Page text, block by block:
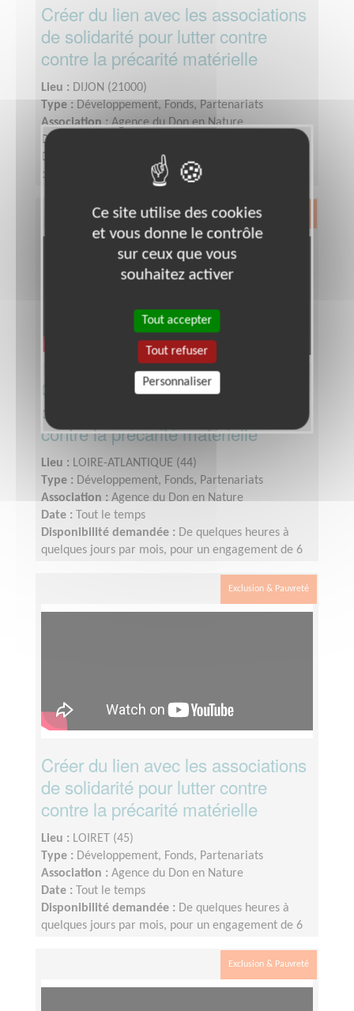
Créer du lien avec les associations
de solidarité pour lutter contre
contre la précarité matérielle
Lieu : DIJON (21000)
Type : Développement, Fonds, Partenariats
Association :Agence du Don en Nature
Date :
Disponibilité demandée :
quelques jours par mois, pour un engagement de 6
Exclusion & Pauvreté
Créer du lien avec les associations
de solidarité pour lutter contre
contre la précarité matérielle
Lieu : LOIRE-ATLANTIQUE (44)
Type : Développement, Fonds, Partenariats
Association : Agence du Don en Nature
Date :
Tout le temps
Disponibilité demandée : De quelques heures à
quelques jours par mois, pour un engagement de 6
Exclusion & Pauvreté
Créer du lien avec les associations
de solidarité pour lutter contre
contre la précarité matérielle
Lieu : LOIRET (45)
Type : Développement, Fonds, Partenariats
Association : Agence du Don en Nature
Date :
Tout le temps
Disponibilité demandée : De quelques heures à
quelques jours par mois, pour un engagement de 6
Exclusion & Pauvreté
Ce site utilise des cookies
et vous donne le contrôle
sur ceux que vous
souhaitez activer
Tout accepter
Tout refuser
Personnaliser